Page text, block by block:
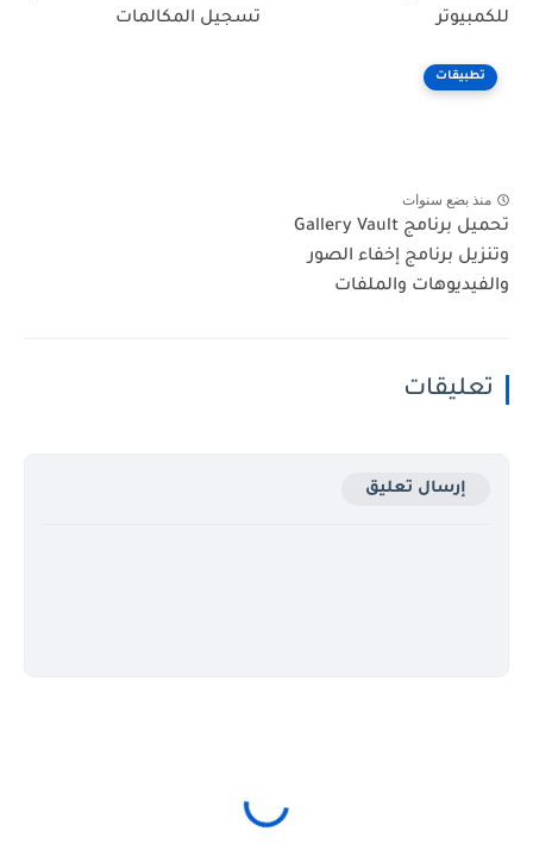
للكمبيوتر
تسجيل المكالمات
تطبيقات
منذ بضع سنوات
تحميل برنامج Gallery Vault
وتنزيل برنامج إخفاء الصور
والفيديوهات والملفات
تعليقات
إرسال تعليق